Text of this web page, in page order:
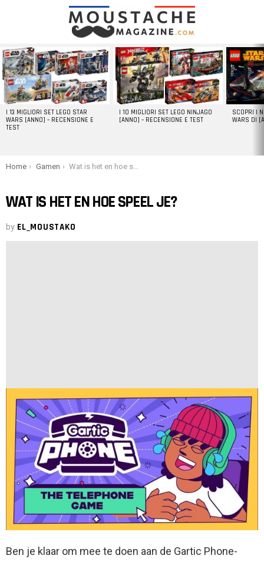
LATEST
STORIES
I 13 MIGLIORI SET LEGO STAR
WARS [ANNO] – RECENSIONE E
TEST
I 10 MIGLIORI SET LEGO NINJAGO
[ANNO] – RECENSIONE E TEST
SCOPRI I
WARS DI
You are here:
Home Gamen Wat is het en hoe speel je?
WAT IS HET EN HOE SPEEL JE?
by EL_MOUSTAKO
Ben je klaar om mee te doen aan de Gartic Phone-